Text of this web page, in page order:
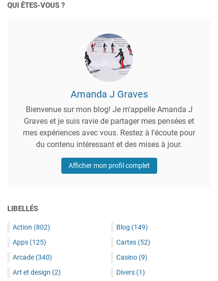
QUI ÊTES-VOUS ?
Amanda J Graves
Bienvenue sur mon blog! Je m'appelle Amanda J
Graves et je suis ravie de partager mes pensées et
mes expériences avec vous. Restez à l'écoute pour
du contenu intéressant et des mises à jour.
Afficher mon profil complet
LIBELLÉS
Action (802)
Apps (125)
Arcade (340)
Art et design (2)
Blog (149)
Cartes (52)
Casino (9)
Divers (1)